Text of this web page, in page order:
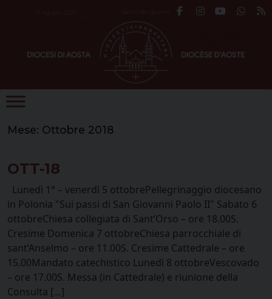
Mese: Ottobre 2018
OTT-18
Lunedì 1° – venerdì 5 ottobrePellegrinaggio diocesano
in Polonia "Sui passi di San Giovanni Paolo II" Sabato 6
ottobreChiesa collegiata di Sant’Orso – ore 18.00S.
Cresime Domenica 7 ottobreChiesa parrocchiale di
sant’Anselmo – ore 11.00S. Cresime Cattedrale – ore
15.00Mandato catechistico Lunedì 8 ottobreVescovado
– ore 17.00S. Messa (in Cattedrale) e riunione della
Consulta […]